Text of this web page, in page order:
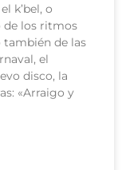
k’bel, o
de los ritmos
también de las
el
disco, la
«Arraigo y